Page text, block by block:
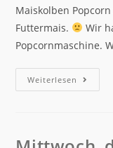
Maiskolben
Futtermais.
Wir
Popcornmaschine.
Weiterlesen